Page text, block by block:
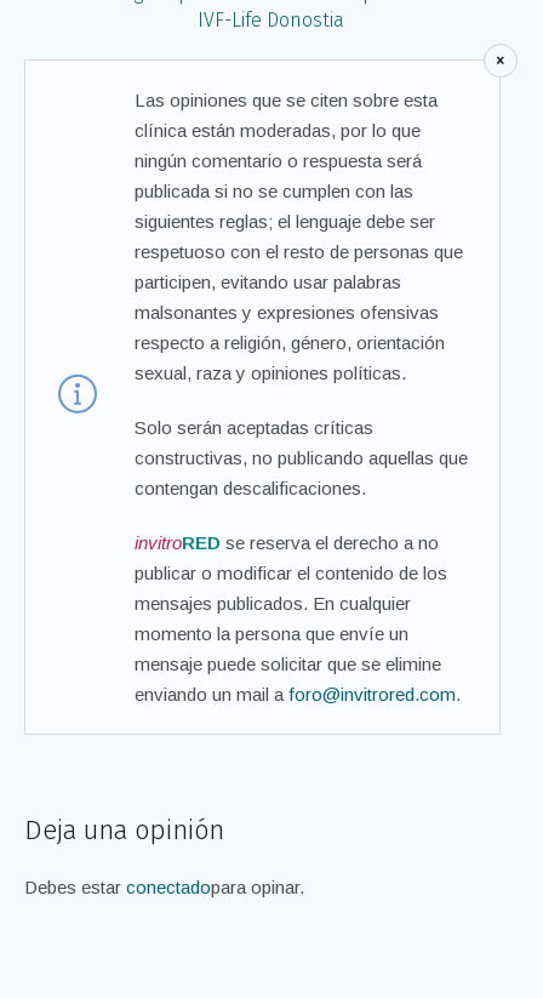
IVF-Life Donostia
Las opiniones que se citen sobre esta
clínica están moderadas, por lo que
ningún comentario o respuesta será
publicada si no se cumplen con las
siguientes reglas; el lenguaje debe ser
respetuoso con el resto de personas que
participen, evitando usar palabras
malsonantes y expresiones ofensivas
respecto a religión, género, orientación
sexual, raza y opiniones políticas.
Solo serán aceptadas críticas
constructivas, no publicando aquellas que
contengan descalificaciones.
invitroRED se reserva el derecho a no
publicar o modificar el contenido de los
mensajes publicados. En cualquier
momento la persona que envíe un
mensaje puede solicitar que se elimine
enviando un mail a foro@invitrored.com.
Deja una opinión
Debes estar conectadopara opinar.